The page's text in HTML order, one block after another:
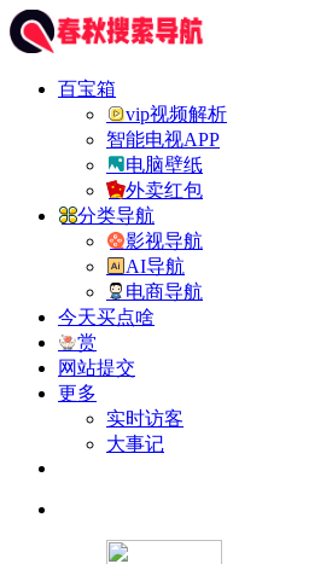
百宝箱
vip视频解析
智能电视APP
电脑壁纸
外卖红包
分类导航
影视导航
AI导航
电商导航
今天买点啥
赏
网站提交
更多
实时访客
大事记